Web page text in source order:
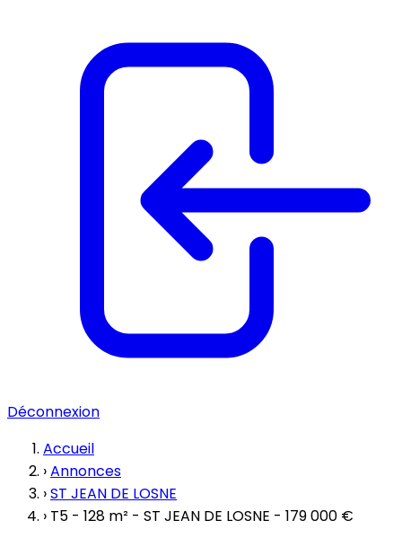
Déconnexion
Accueil
›Annonces
›ST JEAN DE LOSNE
› T5 - 128 m² - ST JEAN DE LOSNE - 179 000 €